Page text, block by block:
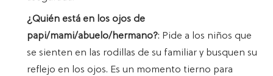
¿Quién está en los ojos de
papi/mami/abuelo/hermano?: Pide a los niños que
se sienten en las rodillas de su familiar y busquen su
reflejo en los ojos. Es un momento tierno para